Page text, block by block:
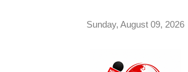
Sunday, August 09, 2026